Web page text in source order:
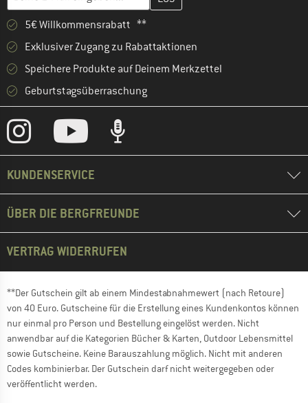
5€ Willkommensrabatt **
Exklusiver Zugang zu Rabattaktionen
Speichere Produkte auf Deinem Merkzettel
Geburtstagsüberraschung
KUNDENSERVICE
ÜBER DIE BERGFREUNDE
VERTRAG WIDERRUFEN
**Der Gutschein gilt ab einem Mindestabnahmewert (nach Retoure)
von 40 Euro. Gutscheine für die Erstellung eines Kundenkontos können
nur einmal pro Person und Bestellung eingelöst werden. Nicht
anwendbar auf die Kategorien Bücher & Karten, Outdoor Lebensmittel
sowie Gutscheine. Keine Barauszahlung möglich. Nicht mit anderen
Codes kombinierbar. Der Gutschein darf nicht weitergegeben oder
veröffentlicht werden.